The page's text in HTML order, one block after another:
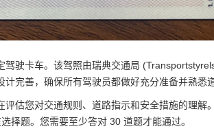
驶卡车。该驾照由瑞典交通局
完善，确保所有驾驶员都做好充分准备并熟悉
估您对交通规则、道路指示和安全措施的理解。
择题。您需要至少答对 30 道题才能通过。